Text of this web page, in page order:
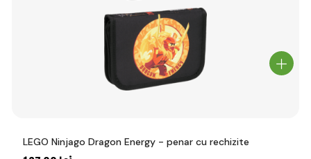
LEGO Ninjago Dragon Energy - penar cu rechizite